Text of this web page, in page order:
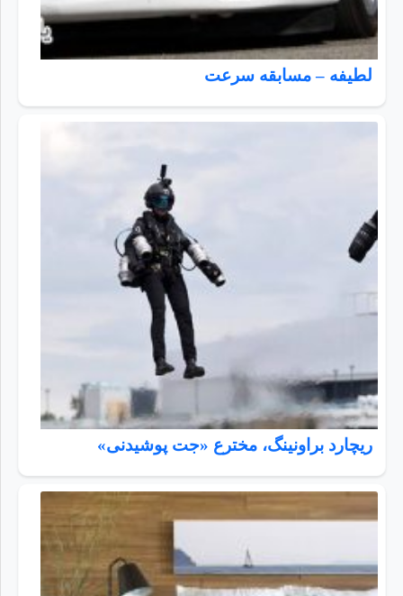
لطیفه – مسابقه سرعت
ریچارد براونینگ، مخترع «جت پوشیدنی»